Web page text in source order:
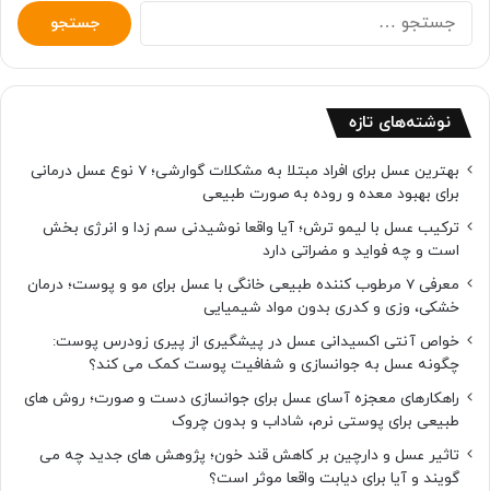
جستجو
برای:
نوشته‌های تازه
بهترین عسل برای افراد مبتلا به مشکلات گوارشی؛ 7 نوع عسل درمانی
برای بهبود معده و روده به صورت طبیعی
ترکیب عسل با لیمو ترش؛ آیا واقعا نوشیدنی سم زدا و انرژی بخش
است و چه فواید و مضراتی دارد
معرفی 7 مرطوب کننده طبیعی خانگی با عسل برای مو و پوست؛ درمان
خشکی، وزی و کدری بدون مواد شیمیایی
خواص آنتی اکسیدانی عسل در پیشگیری از پیری زودرس پوست:
چگونه عسل به جوانسازی و شفافیت پوست کمک می کند؟
راهکارهای معجزه آسای عسل برای جوانسازی دست و صورت؛ روش های
طبیعی برای پوستی نرم، شاداب و بدون چروک
تاثیر عسل و دارچین بر کاهش قند خون؛ پژوهش های جدید چه می
گویند و آیا برای دیابت واقعا موثر است؟